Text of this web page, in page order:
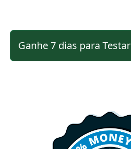
Ganhe 7 dias para Testar